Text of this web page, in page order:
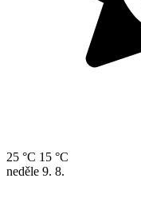
25 °C 15 °C
neděle 9. 8.